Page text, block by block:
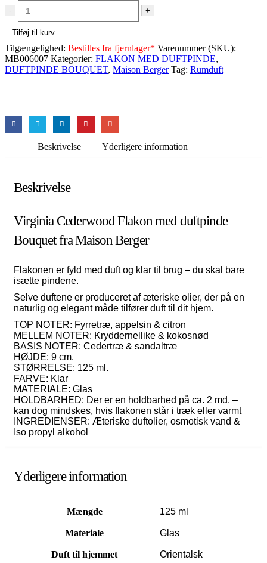
- +
Tilføj til kurv
Tilgængelighed: Bestilles fra fjernlager* Varenummer (SKU):
MB006007 Kategorier: FLAKON MED DUFTPINDE,
DUFTPINDE BOUQUET, Maison Berger Tag: Rumduft
Beskrivelse Yderligere information
Beskrivelse
Virginia Cederwood Flakon med duftpinde
Bouquet fra Maison Berger
Flakonen er fyld med duft og klar til brug – du skal bare
isætte pindene.
Selve duftene er produceret af æteriske olier, der på en
naturlig og elegant måde tilfører duft til dit hjem.
TOP NOTER: Fyrretræ, appelsin & citron
MELLEM NOTER: Kryddernellike & kokosnød
BASIS NOTER: Cedertræ & sandaltræ
HØJDE: 9 cm.
STØRRELSE: 125 ml.
FARVE: Klar
MATERIALE: Glas
HOLDBARHED: Der er en holdbarhed på ca. 2 md. –
kan dog mindskes, hvis flakonen står i træk eller varmt
INGREDIENSER: Æteriske duftolier, osmotisk vand &
Iso propyl alkohol
Yderligere information
Mængde 125 ml
Materiale Glas
Duft til hjemmet Orientalsk